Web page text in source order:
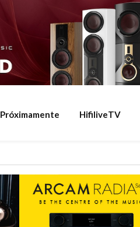
Próximamente HifiliveTV